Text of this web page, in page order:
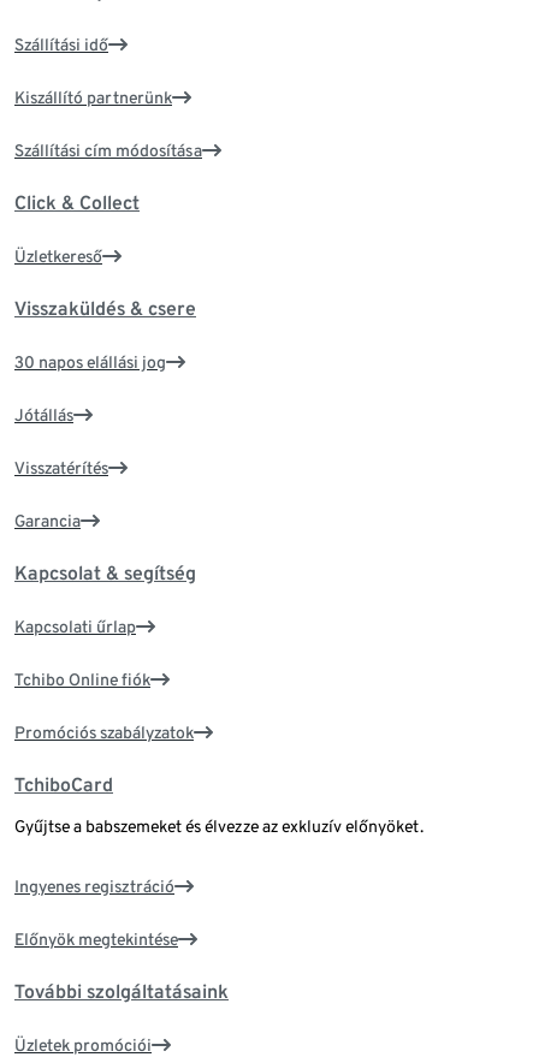
Szállítási idő
Kiszállító partnerünk
Szállítási cím módosítása
Click & Collect
Üzletkereső
Visszaküldés & csere
30 napos elállási jog
Jótállás
Visszatérítés
Garancia
Kapcsolat & segítség
Kapcsolati űrlap
Tchibo Online fiók
Promóciós szabályzatok
TchiboCard
Gyűjtse a babszemeket és élvezze az exkluzív előnyöket.
Ingyenes regisztráció
Előnyök megtekintése
További szolgáltatásaink
Üzletek promóciói